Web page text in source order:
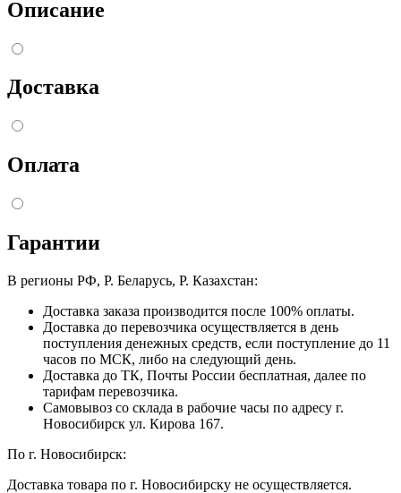
Описание
Доставка
Оплата
Гарантии
В регионы РФ, Р. Беларусь, Р. Казахстан:
Доставка заказа производится после 100% оплаты.
Доставка до перевозчика осуществляется в день
поступления денежных средств, если поступление до 11
часов по МСК, либо на следующий день.
Доставка до ТК, Почты России бесплатная, далее по
тарифам перевозчика.
Самовывоз со склада в рабочие часы по адресу г.
Новосибирск ул. Кирова 167.
По г. Новосибирск:
Доставка товара по г. Новосибирску не осуществляется.